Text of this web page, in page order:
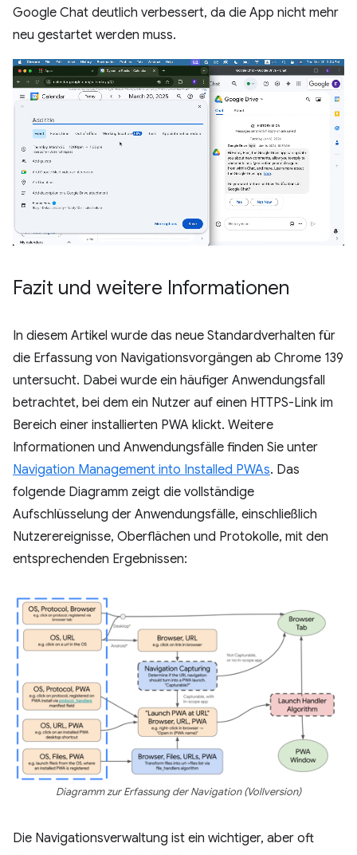
Google Chat deutlich verbessert, da die App nicht mehr
neu gestartet werden muss.
Fazit und weitere Informationen
In diesem Artikel wurde das neue Standardverhalten für
die Erfassung von Navigationsvorgängen ab Chrome 139
untersucht. Dabei wurde ein häufiger Anwendungsfall
betrachtet, bei dem ein Nutzer auf einen HTTPS-Link im
Bereich einer installierten PWA klickt. Weitere
Informationen und Anwendungsfälle finden Sie unter
Navigation Management into Installed PWAs. Das
folgende Diagramm zeigt die vollständige
Aufschlüsselung der Anwendungsfälle, einschließlich
Nutzerereignisse, Oberflächen und Protokolle, mit den
entsprechenden Ergebnissen:
Diagramm zur Erfassung der Navigation (Vollversion)
Die Navigationsverwaltung ist ein wichtiger, aber oft